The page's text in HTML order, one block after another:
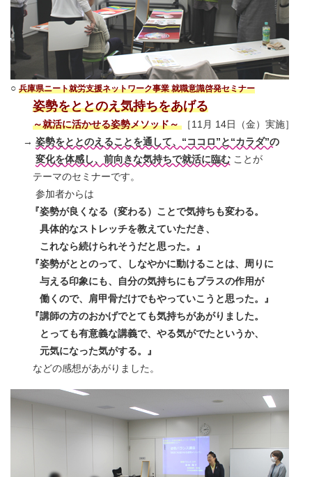
○ 兵庫県ニート就労支援ネットワーク事業 就職意識啓発セミナー
姿勢をととのえ気持ちをあげる
～就活に活かせる姿勢メソッド～ ［11月 14日（金）実施］
→ 姿勢をととのえることを通して、“ココロ”と“カラダ”の
変化を体感し、前向きな気持ちで就活に臨む ことが
テーマのセミナーです。
参加者からは
『姿勢が良くなる（変わる）ことで気持ちも変わる。
具体的なストレッチを教えていただき、
これなら続けられそうだと思った。』
『姿勢がととのって、しなやかに動けることは、周りに
与える印象にも、自分の気持ちにもプラスの作用が
働くので、肩甲骨だけでもやっていこうと思った。』
『講師の方のおかげでとても気持ちがあがりました。
とっても有意義な講義で、やる気がでたというか、
元気になった気がする。』
などの感想があがりました。